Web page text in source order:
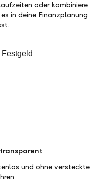
oder kombiniere
in deine Finanzplanung
und ohne versteckte